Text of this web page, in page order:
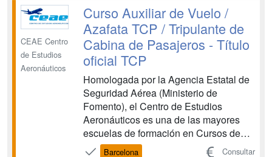
de prestigio que colabora con las
principales compañías aéreas en la
forma...
CEAE Centro
de Estudios
Aeronáuticos
Curso Auxiliar de Vuelo /
Azafata TCP / Tripulante de
Cabina de Pasajeros - Título
oficial TCP
Homologada por la Agencia Estatal de
Seguridad Aérea (Ministerio de
Fomento), el Centro de Estudios
Aeronáuticos es una de las mayores
escuelas de formación en Cursos de
Tripulante de Cabina de Pasajeros y
Barcelona Consultar